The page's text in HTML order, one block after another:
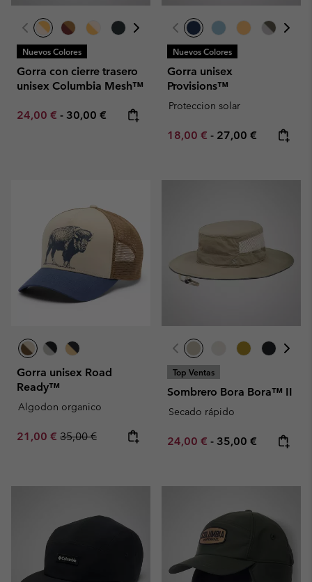
Nuevos Colores
Gorra con cierre trasero
unisex Columbia Mesh™
Minimum sale price:
24,00 € - Maximum price:
30,00 €
Nuevos Colores
Gorra unisex
Provisions™
Proteccion solar
Minimum sale price:
18,00 € - Maximum price:
27,00 €
Gorra unisex Road
Ready™
Algodon organico
Sale price:
21,00 € Regular price:
35,00 €
Top Ventas
Sombrero Bora Bora™ II
Secado rápido
Minimum sale price:
24,00 € - Maximum price:
35,00 €